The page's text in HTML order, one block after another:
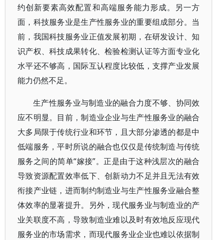
约创新要素高效配置和高端服务能力形成。另一方
面，科技服务业是生产性服务业的重要组成部分。当
前，我国科技服务业正值发展初期，在研发设计、知
识产权、科技成果转化、检验检测认证等方面专业化
水平还不够高，国际互认程度比较低，支撑产业发展
能力仍然不足。
生产性服务业与制造业的融合力度不够、协同效
应不明显。目前，制造业企业与生产性服务业的融合
大多局限于传统行业和环节，且大部分渗透的都是中
低端服务，平时所说的融合也仅仅是传统制造与传统
服务之间的简单“嫁接”。正是由于这种浅层次的融合
导致资源配置效率低下、创新动力不足并且无法有效
衔接产业链，进而制约制造业与生产性服务业融合整
体效率的显著提升。另外，现代服务业与制造业的产
业关联度不高，导致制造业难以及时有效地反应现代
服务业的市场需求，而现代服务业企业也难以依据制